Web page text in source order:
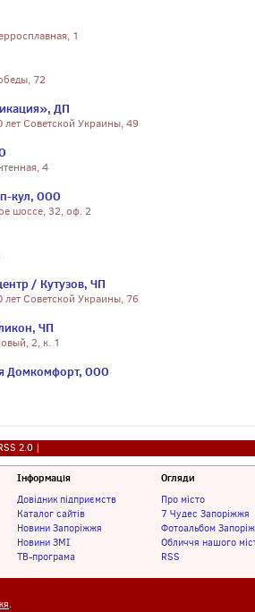
1
72
ДП
Советской Украины, 49
4
кул, ООО
шоссе, 32, оф. 2
/ Кутузов, ЧП
Советской Украины, 76
ЧП
2, к. 1
Домкомфорт, ООО
2.0 |
Інформація
Довідник підприємств
Каталог сайтів
Новини Запоріжжя
Новини ЗМІ
ТВ-програма
Огляди
Про місто
7 Чудес Запоріжжя
Фотоальбом
Обличчя нашого
RSS
.